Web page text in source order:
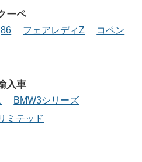
ーペ
86 フェアレディZ
コペン
入車
BMW3シリーズ
ミテッド